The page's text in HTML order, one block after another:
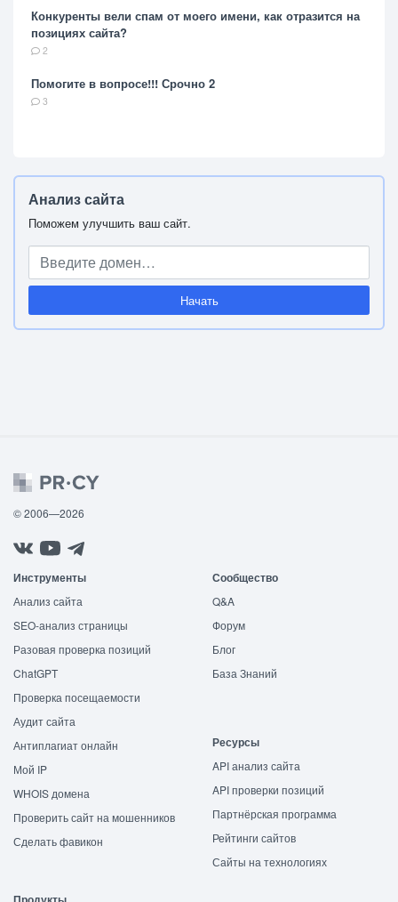
Конкуренты вели спам от моего имени, как отразится на
позициях сайта?
2
Помогите в вопросе!!! Срочно 2
3
Анализ сайта
Поможем улучшить ваш сайт.
Начать
© 2006—2026
Инструменты
Анализ сайта
SEO-анализ страницы
Разовая проверка позиций
ChatGPT
Проверка посещаемости
Аудит сайта
Антиплагиат онлайн
Мой IP
WHOIS домена
Проверить сайт на мошенников
Сделать фавикон
Сообщество
Q&A
Форум
Блог
База Знаний
Ресурсы
API анализ сайта
API проверки позиций
Партнёрская программа
Рейтинги сайтов
Сайты на технологиях